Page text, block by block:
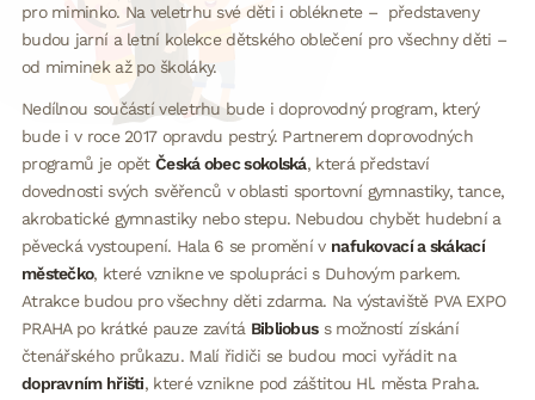
pro miminko. Na veletrhu své děti i obléknete – představeny
budou jarní a letní kolekce dětského oblečení pro všechny děti –
od miminek až po školáky.
Nedílnou součástí veletrhu bude i doprovodný program, který
bude i v roce 2017 opravdu pestrý. Partnerem doprovodných
programů je opětČeská obec sokolská, která představí
dovednosti svých svěřenců v oblasti sportovní gymnastiky, tance,
akrobatické gymnastiky nebo stepu. Nebudou chybět hudební a
pěvecká vystoupení. Hala 6 se promění v nafukovací a skákací
městečko, které vznikne ve spolupráci s Duhovým parkem.
Atrakce budou pro všechny děti zdarma. Na výstaviště PVA EXPO
PRAHA po krátké pauze zavítá Bibliobuss možností získání
čtenářského průkazu. Malí řidiči se budou moci vyřádit na
dopravním hřišti, které vznikne pod záštitou Hl. města Praha.